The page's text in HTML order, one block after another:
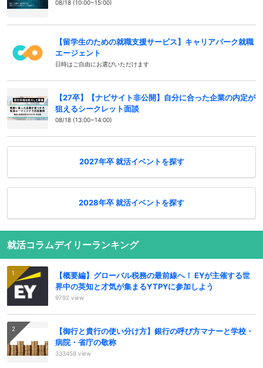
08/18 (10:00~15:00)
【留学生のための就職支援サービス】キャリアパーク就職
エージェント
日時はご自由にお選びいただけます
【27卒】【ナビサイト非公開】自分に合った企業の内定が
狙えるシークレット面談
08/18 (13:00~14:00)
2027年卒 就活イベントを探す
2028年卒 就活イベントを探す
就活コラムデイリーランキング
【概要編】グローバル税務の最前線へ！ EYが主催する世
界中の英知と才気が集まるYTPYに参加しよう
9792 view
【御行と貴行の使い分け方】銀行の呼び方マナーと学校・
病院・省庁の敬称
333458 view